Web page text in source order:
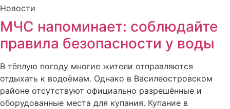
Новости
МЧС напоминает: соблюдайте
правила безопасности у воды
В тёплую погоду многие жители отправляются
отдыхать к водоёмам. Однако в Василеостровском
районе отсутствуют официально разрешённые и
оборудованные места для купания. Купание в